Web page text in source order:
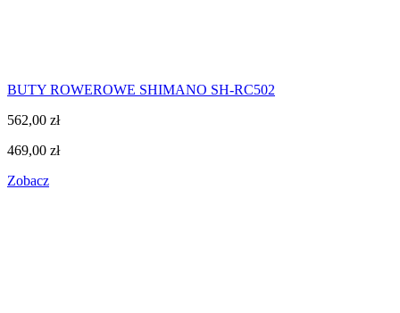
BUTY ROWEROWE SHIMANO SH-RC502
562,00 zł
469,00 zł
Zobacz